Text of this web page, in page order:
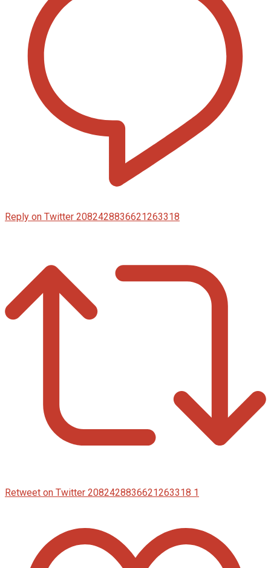
Reply on Twitter 2082428836621263318
Retweet on Twitter 2082428836621263318 1